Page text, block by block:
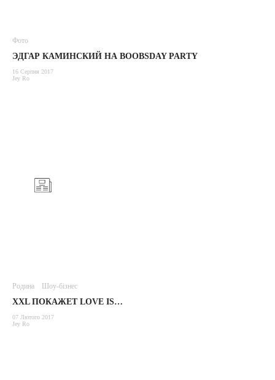
Фото
ЭДГАР КАМИНСКИЙ НА BOOBSDAY PARTY
16 Серпня 2017
Jey Ro
Родина Шоу-бізнес
XXL ПОКАЖЕТ LOVE IS…
07 Лютого 2017
Jey Ro